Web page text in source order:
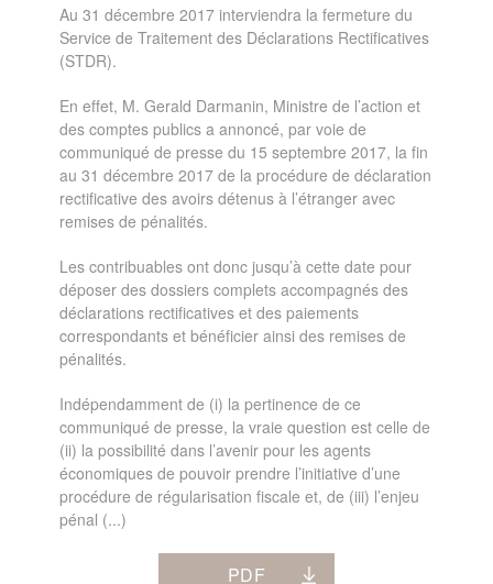
Au 31 décembre 2017 interviendra la fermeture du
Service de Traitement des Déclarations Rectificatives
(STDR).
En effet, M. Gerald Darmanin, Ministre de l’action et
des comptes publics a annoncé, par voie de
communiqué de presse du 15 septembre 2017, la fin
au 31 décembre 2017 de la procédure de déclaration
rectificative des avoirs détenus à l’étranger avec
remises de pénalités.
Les contribuables ont donc jusqu’à cette date pour
déposer des dossiers complets accompagnés des
déclarations rectificatives et des paiements
correspondants et bénéficier ainsi des remises de
pénalités.
Indépendamment de (i) la pertinence de ce
communiqué de presse, la vraie question est celle de
(ii) la possibilité dans l’avenir pour les agents
économiques de pouvoir prendre l’initiative d’une
procédure de régularisation fiscale et, de (iii) l’enjeu
pénal (...)
PDF